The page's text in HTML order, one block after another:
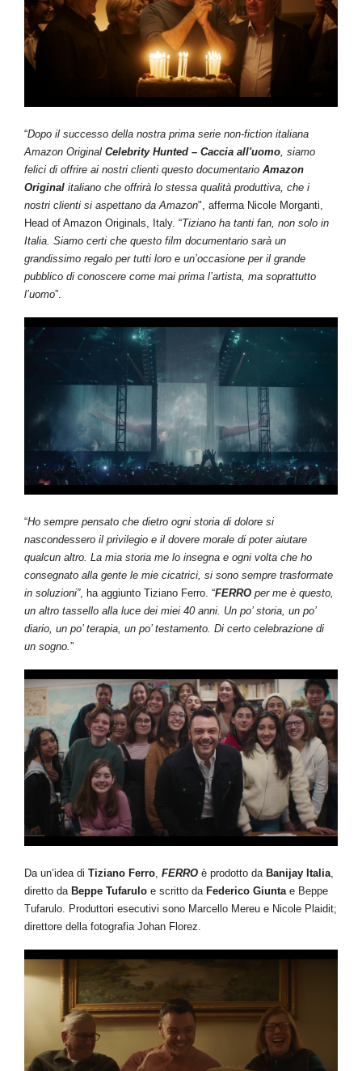
“Dopo il successo della nostra prima serie non-fiction italiana
Amazon Original Celebrity Hunted – Caccia all'uomo, siamo
felici di offrire ai nostri clienti questo documentario Amazon
Original italiano che offrirà lo stessa qualità produttiva, che i
nostri clienti si aspettano da Amazon", afferma Nicole Morganti,
Head of Amazon Originals, Italy. “Tiziano ha tanti fan, non solo in
Italia. Siamo certi che questo film documentario sarà un
grandissimo regalo per tutti loro e un’occasione per il grande
pubblico di conoscere come mai prima l’artista, ma soprattutto
l’uomo”.
“Ho sempre pensato che dietro ogni storia di dolore si
nascondessero il privilegio e il dovere morale di poter aiutare
qualcun altro. La mia storia me lo insegna e ogni volta che ho
consegnato alla gente le mie cicatrici, si sono sempre trasformate
in soluzioni”, ha aggiunto Tiziano Ferro. “FERRO per me è questo,
un altro tassello alla luce dei miei 40 anni. Un po’ storia, un po’
diario, un po’ terapia, un po’ testamento. Di certo celebrazione di
un sogno. ”
Da un’idea di Tiziano Ferro FERRO è prodotto da Banijay Italia
diretto da Beppe Tufarulo e scritto da Federico Giunta e Beppe
Tufarulo. Produttori esecutivi sono Marcello Mereu e Nicole Plaidit;
direttore della fotografia Johan Florez.